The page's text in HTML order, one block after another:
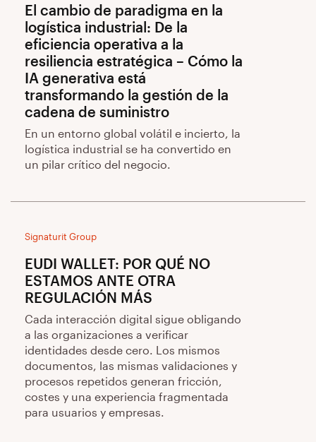
El cambio de paradigma en la
logística industrial: De la
eficiencia operativa a la
resiliencia estratégica – Cómo la
IA generativa está
transformando la gestión de la
cadena de suministro
En un entorno global volátil e incierto, la
logística industrial se ha convertido en
un pilar crítico del negocio.
Signaturit Group
EUDI WALLET: POR QUÉ NO
ESTAMOS ANTE OTRA
REGULACIÓN MÁS
Cada interacción digital sigue obligando
a las organizaciones a verificar
identidades desde cero. Los mismos
documentos, las mismas validaciones y
procesos repetidos generan fricción,
costes y una experiencia fragmentada
para usuarios y empresas.